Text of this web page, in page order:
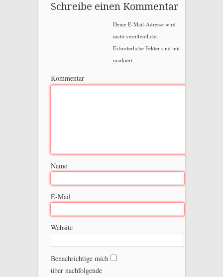
Schreibe einen Kommentar
Deine E-Mail-Adresse wird
nicht veröffentlicht.
Erforderliche Felder sind mit
markiert.
Kommentar
Name
E-Mail
Website
Benachrichtige mich
über nachfolgende